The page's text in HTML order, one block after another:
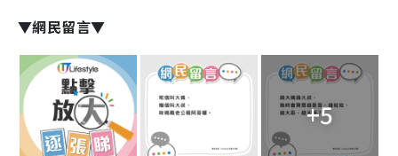
▼網民留言▼
+5